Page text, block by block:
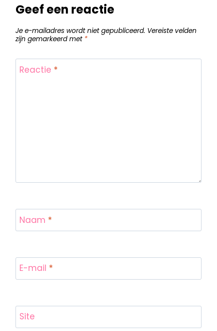
Geef een reactie
Je e-mailadres wordt niet gepubliceerd. Vereiste velden
zijn gemarkeerd met *
Reactie *
Naam *
E-mail *
Site